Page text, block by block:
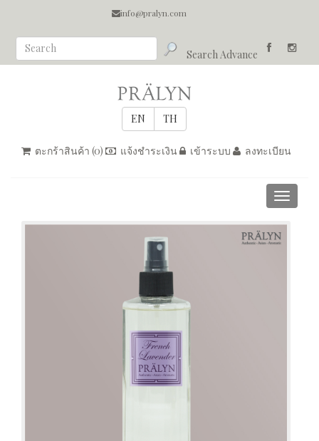
info@pralyn.com
Search Advance
ตะกร้าสินค้า (0) แจ้งชำระเงิน เข้าระบบ ลงทะเบียน
Toggle